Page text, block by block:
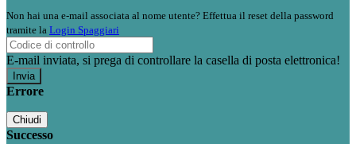
Non hai una e-mail associata al nome utente? Effettua il reset della password
tramite la Login Spaggiari
E-mail inviata, si prega di controllare la casella di posta elettronica!
Errore
Chiudi
Successo